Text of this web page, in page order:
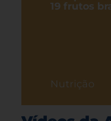
19 frutos
Nutrição